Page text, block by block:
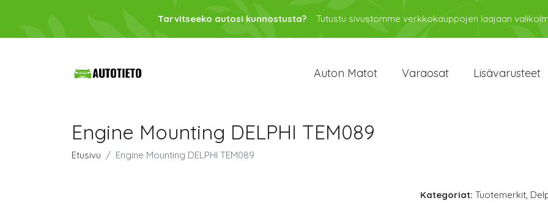
Tarvitseeko autosi kunnostusta? Tutustu sivustomme verkkokauppojen laajaan
Auton Matot Varaosat Lisävarusteet
Engine Mounting DELPHI TEM089
Etusivu Engine Mounting DELPHI TEM089
Kategoriat: Tuotemerkit,